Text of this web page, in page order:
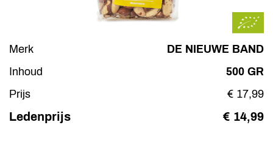
Merk
DE NIEUWE BAND
Inhoud
500 GR
Prijs
€ 17,99
Ledenprijs € 14,99